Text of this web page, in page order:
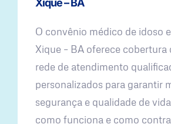
O convênio médico de idoso
Xique – BA oferece cobertura
rede de atendimento
personalizados para garantir
segurança e qualidade de
como funciona e como